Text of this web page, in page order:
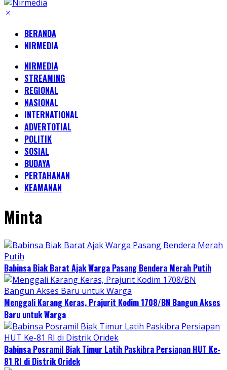
BERANDA
NIRMEDIA
NIRMEDIA
STREAMING
REGIONAL
NASIONAL
INTERNATIONAL
ADVERTOTIAL
POLITIK
SOSIAL
BUDAYA
PERTAHANAN
KEAMANAN
Minta
Babinsa Biak Barat Ajak Warga Pasang Bendera Merah Putih
Menggali Karang Keras, Prajurit Kodim 1708/BN Bangun Akses
Baru untuk Warga
Babinsa Posramil Biak Timur Latih Paskibra Persiapan HUT Ke-
81 RI di Distrik Oridek